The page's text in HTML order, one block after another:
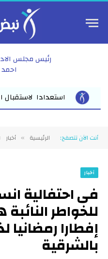
رئيس مجلس
الجديد وكيل أول وزارة التعليم
أنت الآن تتصفح: الرئيسية » أخبار
أخبار
فى احتفالية
للخواطر
إفطارا
بالشرقية